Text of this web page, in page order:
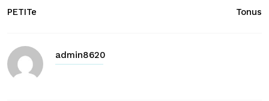
PETITe Tonus
admin8620